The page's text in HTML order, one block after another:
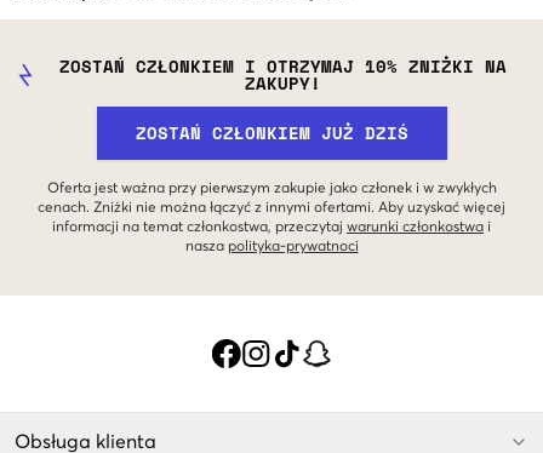
ZOSTAŃ CZŁONKIEM I OTRZYMAJ 10% ZNIŻKI NA
ZAKUPY!
ZOSTAŃ CZŁONKIEM JUŻ DZIŚ
Oferta jest ważna przy pierwszym zakupie jako członek i w zwykłych
cenach. Zniżki nie można łączyć z innymi ofertami. Aby uzyskać więcej
informacji na temat członkostwa, przeczytaj warunki członkostwa i
nasza polityka-prywatnoci
Obsługa klienta